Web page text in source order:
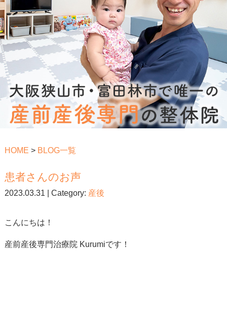
HOME > BLOG一覧
患者さんのお声
2023.03.31 | Category: 産後
こんにちは！
産前産後専門治療院 Kurumiです！